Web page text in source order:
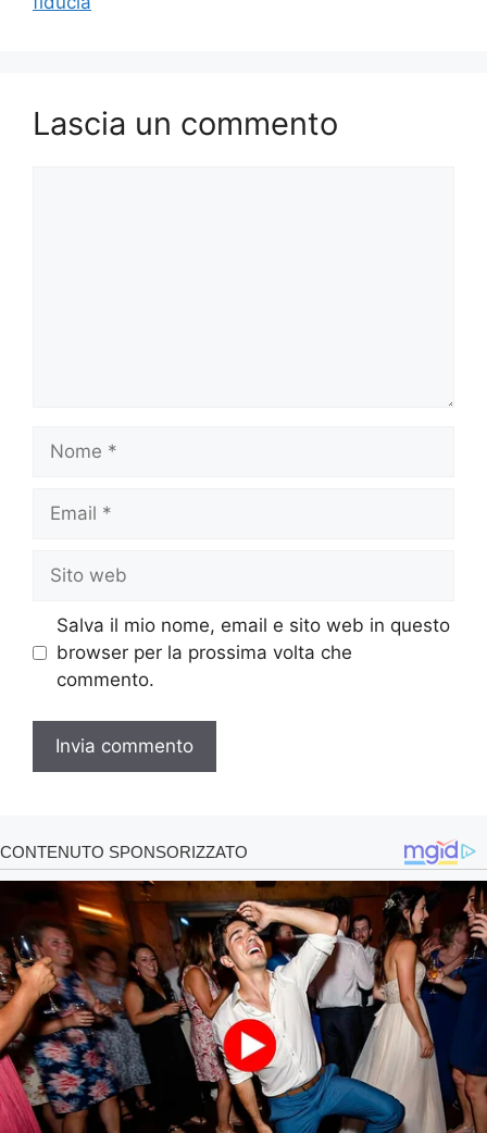
Lascia un commento
web
Salva il mio nome, email e sito web in questo
browser per la prossima volta che
commento.